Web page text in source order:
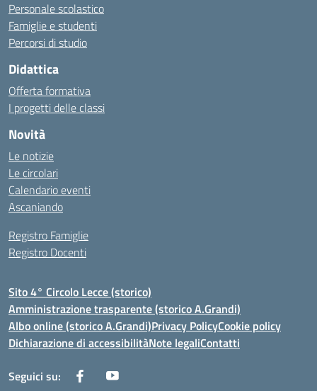
Personale scolastico
Famiglie e studenti
Percorsi di studio
Didattica
Offerta formativa
I progetti delle classi
Novità
Le notizie
Le circolari
Calendario eventi
Ascaniando
Registro Famiglie
Registro Docenti
Sito 4° Circolo Lecce (storico)
Amministrazione trasparente (storico A.Grandi)
Albo online (storico A.Grandi)Privacy PolicyCookie policy
Dichiarazione di accessibilitàNote legaliContatti
Seguici su: